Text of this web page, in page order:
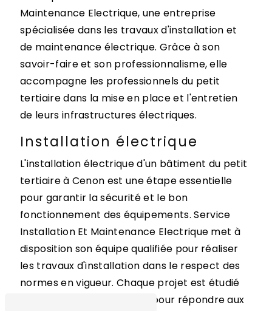
Maintenance Electrique, une entreprise
spécialisée dans les travaux d'installation et
de maintenance électrique. Grâce à son
savoir-faire et son professionnalisme, elle
accompagne les professionnels du petit
tertiaire dans la mise en place et l'entretien
de leurs infrastructures électriques.
Installation électrique
L'installation électrique d'un bâtiment du petit
tertiaire à Cenon est une étape essentielle
pour garantir la sécurité et le bon
fonctionnement des équipements. Service
Installation Et Maintenance Electrique met à
disposition son équipe qualifiée pour réaliser
les travaux d'installation dans le respect des
normes en vigueur. Chaque projet est étudié
de manière personnalisée pour répondre aux